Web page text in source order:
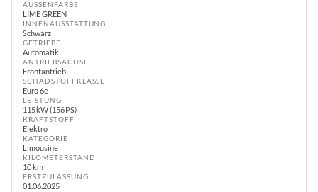
AUSSENFARBE
LIME GREEN
INNENAUSSTATTUNG
Schwarz
GETRIEBE
Automatik
ANTRIEBSACHSE
Frontantrieb
SCHADSTOFFKLASSE
Euro 6e
LEISTUNG
115 kW (156 PS)
KRAFTSTOFF
Elektro
KATEGORIE
Limousine
KILOMETERSTAND
10 km
ERSTZULASSUNG
01.06.2025